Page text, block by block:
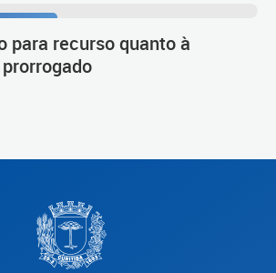
para recurso quanto à